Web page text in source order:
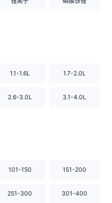
1.1-1.6L 1.7-2.0L
2.6-3.0L 3.1-4.0L
101-150 151-200
251-300 301-400